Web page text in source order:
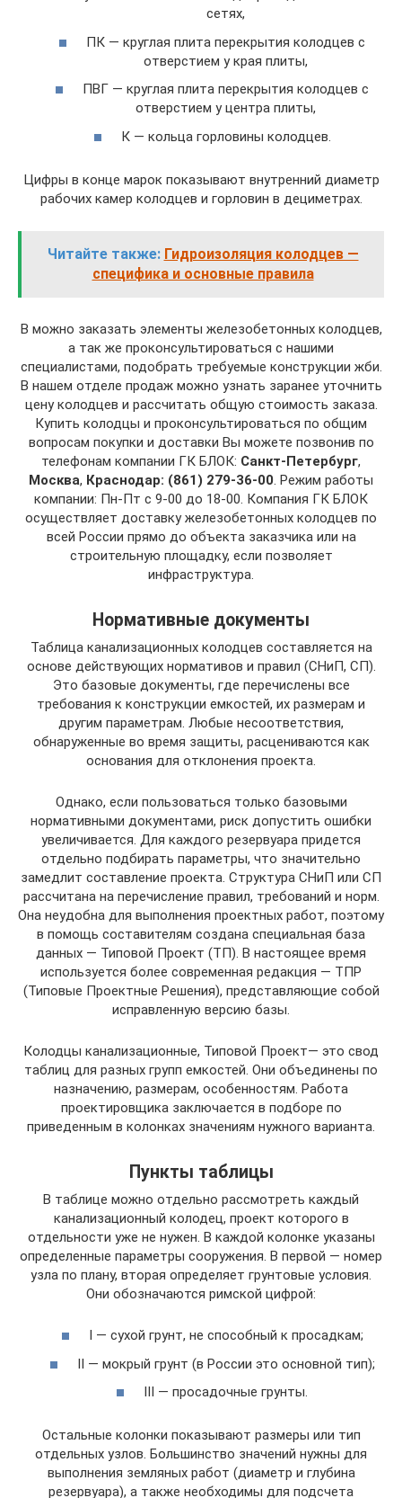
сетях,
ПК — круглая плита перекрытия колодцев с
отверстием у края плиты,
ПВГ — круглая плита перекрытия колодцев с
отверстием у центра плиты,
К — кольца горловины колодцев.
Цифры в конце марок показывают внутренний диаметр
рабочих камер колодцев и горловин в дециметрах.
Читайте также: Гидроизоляция колодцев —
специфика и основные правила
В можно заказать элементы железобетонных колодцев,
а так же проконсультироваться с нашими
специалистами, подобрать требуемые конструкции жби.
В нашем отделе продаж можно узнать заранее уточнить
цену колодцев и рассчитать общую стоимость заказа.
Купить колодцы и проконсультироваться по общим
вопросам покупки и доставки Вы можете позвонив по
телефонам компании ГК БЛОК: Санкт-Петербург,
Москва, Краснодар: (861) 279-36-00 . Режим работы
компании: Пн-Пт с 9-00 до 18-00. Компания ГК БЛОК
осуществляет доставку железобетонных колодцев по
всей России прямо до объекта заказчика или на
строительную площадку, если позволяет
инфраструктура.
Нормативные документы
Таблица канализационных колодцев составляется на
основе действующих нормативов и правил (СНиП, СП).
Это базовые документы, где перечислены все
требования к конструкции емкостей, их размерам и
другим параметрам. Любые несоответствия,
обнаруженные во время защиты, расцениваются как
основания для отклонения проекта.
Однако, если пользоваться только базовыми
нормативными документами, риск допустить ошибки
увеличивается. Для каждого резервуара придется
отдельно подбирать параметры, что значительно
замедлит составление проекта. Структура СНиП или СП
рассчитана на перечисление правил, требований и норм.
Она неудобна для выполнения проектных работ, поэтому
в помощь составителям создана специальная база
данных — Типовой Проект (ТП). В настоящее время
используется более современная редакция — ТПР
(Типовые Проектные Решения), представляющие собой
исправленную версию базы.
Колодцы канализационные, Типовой Проект— это свод
таблиц для разных групп емкостей. Они объединены по
назначению, размерам, особенностям. Работа
проектировщика заключается в подборе по
приведенным в колонках значениям нужного варианта.
Пункты таблицы
В таблице можно отдельно рассмотреть каждый
канализационный колодец, проект которого в
отдельности уже не нужен. В каждой колонке указаны
определенные параметры сооружения. В первой — номер
узла по плану, вторая определяет грунтовые условия.
Они обозначаются римской цифрой:
I — сухой грунт, не способный к просадкам;
II — мокрый грунт (в России это основной тип);
III — просадочные грунты.
Остальные колонки показывают размеры или тип
отдельных узлов. Большинство значений нужны для
выполнения земляных работ (диаметр и глубина
резервуара), а также необходимы для подсчета